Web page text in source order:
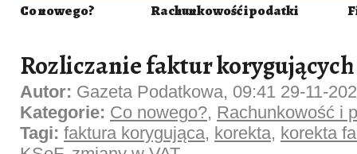
Co nowego? Rachunkowość i podatki
Rozliczanie faktur
Autor: Gazeta Podatkowa, 09:41 29-11-
Kategorie: Co nowego?, Rachunkowość i
Tagi: faktura korygująca, korekta, korekta